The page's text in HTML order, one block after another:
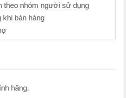
theo nhóm người sử dụng
bán hàng
hãng.